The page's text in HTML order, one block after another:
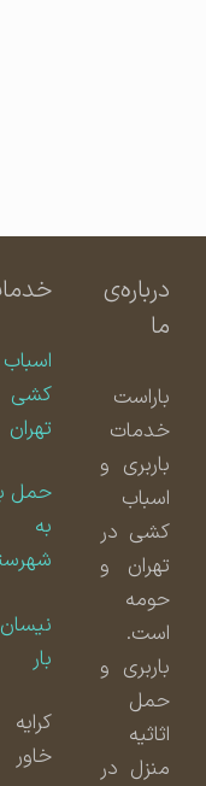
درباره‌ی
باراست
خدمات
باربری و
اسباب
کشی در
تهران و
حومه
است.
باربری و
حمل
اثاثیه
منزل در
خدمات
اسباب
کشی
تهران
حمل بار
شهرستان
نیسان